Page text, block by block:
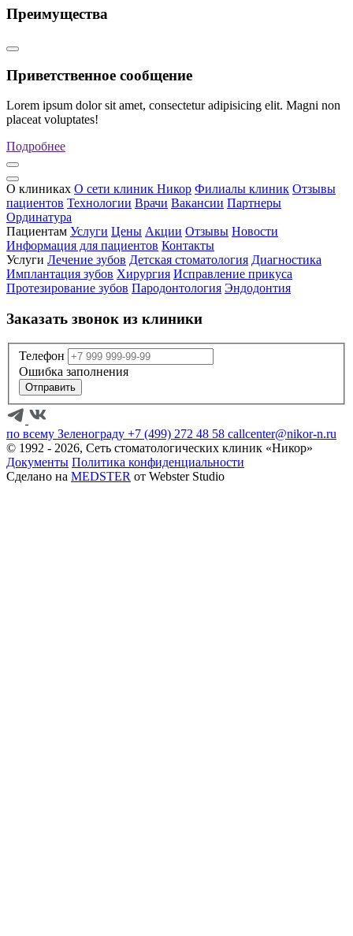
Преимущества
Приветственное сообщение
Lorem ipsum dolor sit amet, consectetur adipisicing elit. Magni non
placeat voluptates!
Подробнее
О клиниках О сети клиник Никор Филиалы клиник Отзывы
пациентов Технологии Врачи Вакансии Партнеры
Ординатура
Пациентам Услуги Цены Акции Отзывы Новости
Информация для пациентов Контакты
Услуги Лечение зубов Детская стоматология Диагностика
Имплантация зубов Хирургия Исправление прикуса
Протезирование зубов Пародонтология Эндодонтия
Заказать звонок из клиники
Телефон
Ошибка заполнения
Отправить
по всему Зеленограду +7 (499) 272 48 58 callcenter@nikor-n.ru
© 1992 - 2026, Сеть стоматологических клиник «Никор»
Документы Политика конфиденциальности
Сделано на MEDSTER от Webster Studio